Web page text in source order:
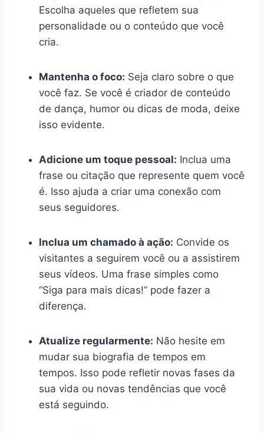
Escolha aqueles que refletem sua
personalidade ou o conteúdo que você
cria.
Mantenha o foco: Seja claro sobre o que
você faz. Se você é criador de conteúdo
de dança, humor ou dicas de moda, deixe
isso evidente.
Adicione um toque pessoal: Inclua uma
frase ou citação que represente quem você
é. Isso ajuda a criar uma conexão com
seus seguidores.
Inclua um chamado à ação: Convide os
visitantes a seguirem você ou a assistirem
seus vídeos. Uma frase simples como
“Siga para mais dicas!” pode fazer a
diferença.
Atualize regularmente: Não hesite em
mudar sua biografia de tempos em
tempos. Isso pode refletir novas fases da
sua vida ou novas tendências que você
está seguindo.